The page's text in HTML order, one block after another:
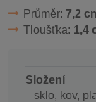
Průměr: 7,2
Tloušťka: 1,4
Složení
sklo, kov,